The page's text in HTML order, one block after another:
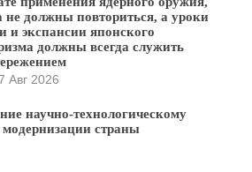
не должны повториться, а уроки
и экспансии японского
должны всегда служить
Авг 2026
научно-технологическому
страны